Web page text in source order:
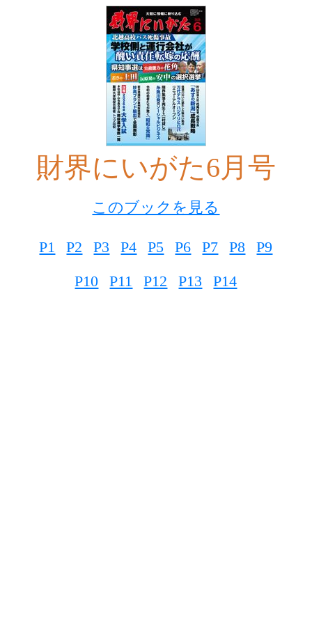
財界にいがた6月号
このブックを見る
P1 P2 P3 P4 P5 P6 P7 P8
P9
P10
P11 P12 P13 P14